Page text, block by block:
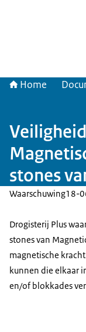
Home
stones
Waarschuwing18-
Drogisterij Plus
stones van
magnetische
kunnen die elkaar
en/of blokkades